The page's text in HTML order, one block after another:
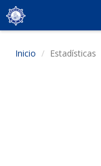
Inicio Estadísticas